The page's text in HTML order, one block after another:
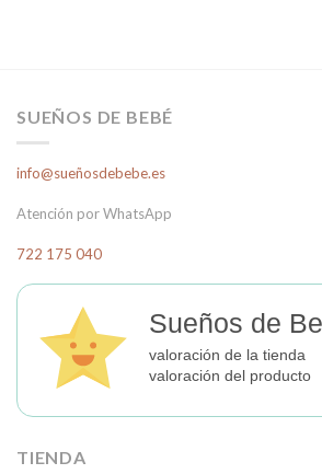
SUEÑOS DE BEBÉ
info@sueñosdebebe.es
Atención por WhatsApp
722 175 040
Sueños de
valoración de la tienda
valoración del producto
TIENDA